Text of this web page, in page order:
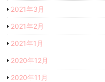
2021年3月
2021年2月
2021年1月
2020年12月
2020年11月